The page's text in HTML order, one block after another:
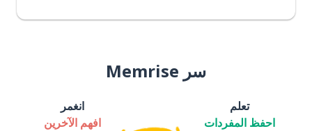
سر Memrise
تعلم
احفظ المفردات
انغمر
افهم الآخرين